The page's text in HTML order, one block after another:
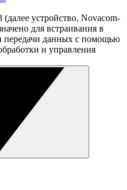
устройство, Novacom-
для встраивания в
передачи данных с помощью
и управления